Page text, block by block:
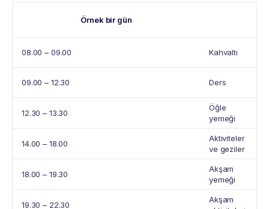
Örnek bir gün
08.00 – 09.00 Kahvaltı
09.00 – 12.30 Ders
12.30 – 13.30
Öğle
yemeği
14.00 – 18.00
Aktiviteler
ve geziler
18.00 – 19.30
Akşam
yemeği
19.30 – 22.30
Akşam